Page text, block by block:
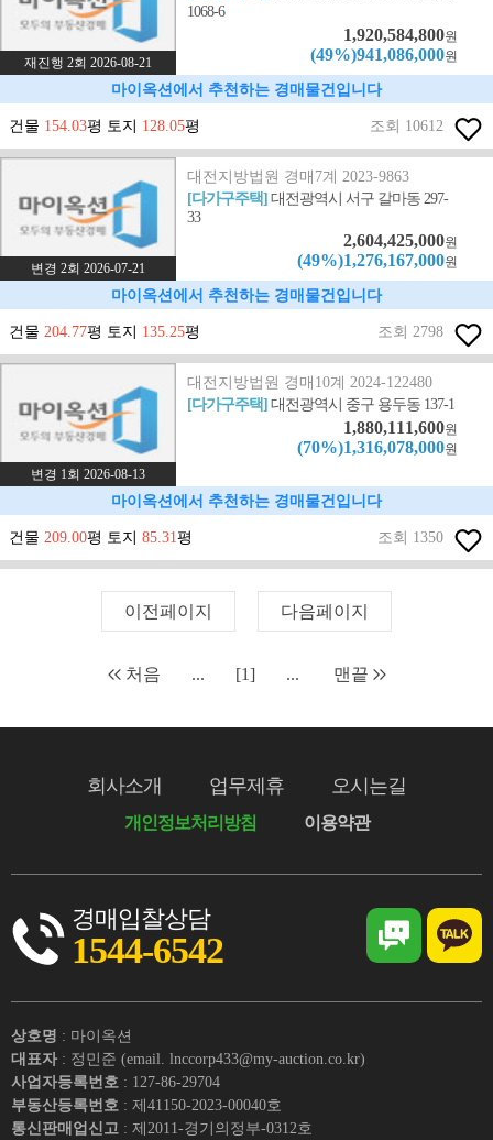
재진행 2회 2026-08-21
1068-6
1,920,584,800원
(49%)941,086,000원
마이옥션에서 추천하는 경매물건입니다
건물 154.03평 토지 128.05평 조회 10612
변경 2회 2026-07-21
대전지방법원 경매7계 2023-9863
[다가구주택]대전광역시 서구 갈마동 297-
33
2,604,425,000원
(49%)1,276,167,000원
마이옥션에서 추천하는 경매물건입니다
건물 204.77평 토지 135.25평 조회 2798
변경 1회 2026-08-13
대전지방법원 경매10계 2024-122480
[다가구주택]대전광역시 중구 용두동 137-1
1,880,111,600원
(70%)1,316,078,000원
마이옥션에서 추천하는 경매물건입니다
건물 209.00평 토지 85.31평 조회 1350
이전페이지 다음페이지
처음 ... [1] ... 맨끝
회사소개 업무제휴 오시는길
개인정보처리방침 이용약관
경매입찰상담
1544-6542
상호명 : 마이옥션
대표자 : 정민준 (email. lnccorp433@my-auction.co.kr)
사업자등록번호 : 127-86-29704
부동산등록번호 : 제41150-2023-00040호
통신판매업신고 : 제2011-경기의정부-0312호